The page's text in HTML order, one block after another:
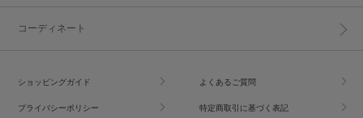
コーディネート
ショッピングガイド よくあるご質問
プライバシーポリシー 特定商取引に基づく表記